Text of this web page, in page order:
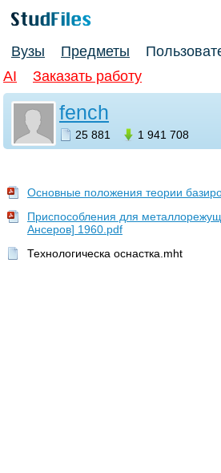
Вузы Предметы
AI
Заказать работу
fench
25 881 1 941 708
Основные положения теории
Приспособления для
Ансеров] 1960.pdf
Технологическа оснастка.mht